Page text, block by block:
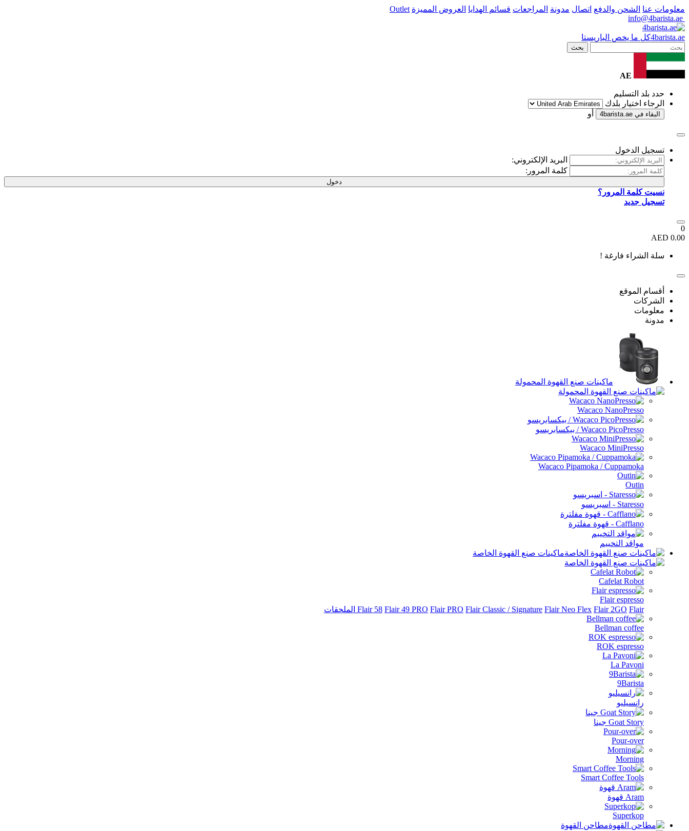
معلومات عنا الشحن والدفع اتصال مدونة المراجعات قسائم الهدايا العروض المميزة Outlet
4barista.ae كل ما يخص الباريستا
بحث
AE
حدد بلد التسليم
الرجاء اختيار بلدك
البقاء في 4barista.ae أو
تسجيل الدخول
البريد الإلكتروني:
كلمة المرور:
دخول
نسيت كلمة المرور؟
تسجيل جديد
0
0.00 AED
سلة الشراء فارغة !
أقسام الموقع
الشركات
معلومات
مدونة
ماكينات صنع القهوة المحمولة
Wacaco NanoPresso
Wacaco PicoPresso / بيكسابريسو
Wacaco MiniPresso
Wacaco Pipamoka / Cuppamoka
Outin
Staresso - اسبريسو
Cafflano - قهوة مفلترة
مواقد التخييم
ماكينات صنع القهوة الخاصة
Cafelat Robot
Flair espresso
Flair 58 Flair 49 PRO Flair PRO Flair Classic / Signature Flair Neo Flex Flair 2GO Flair الملحقات
Bellman coffee
ROK espresso
La Pavoni
9Barista
رانسيليو
Goat Story جينا
Pour-over
Morning
Smart Coffee Tools
Aram قهوة
Superkop
مطاحن القهوة